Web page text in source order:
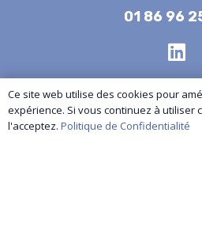
01 86 96
Nos
Références
Ce site web utilise des cookies pour
expérience. Si vous continuez à utiliser
l'acceptez. Politique de Confidentialité